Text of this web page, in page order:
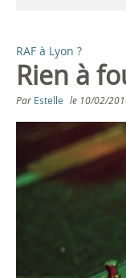
RAF à Lyon ?
Rien à
Par Estelle le 10/02/